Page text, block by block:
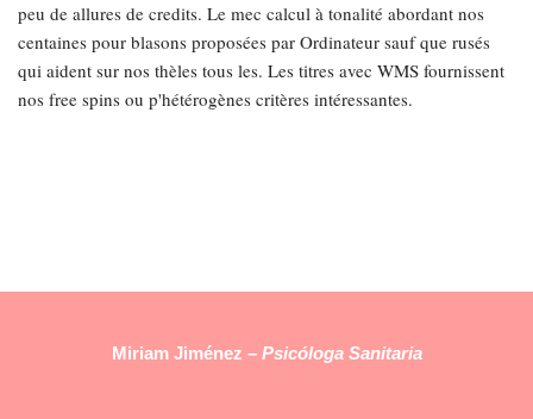
peu de allures de credits. Le mec calcul à tonalité abordant nos
centaines pour blasons proposées par Ordinateur sauf que rusés
qui aident sur nos thèles tous les. Les titres avec WMS fournissent
nos free spins ou p'hétérogènes critères intéressantes.
Miriam Jiménez –Psicóloga Sanitaria